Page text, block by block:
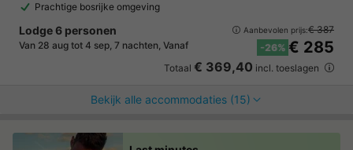
Prachtige bosrijke omgeving
Lodge 6 personen
Van 28 aug tot 4 sep, 7 nachten, Vanaf
Aanbevolen prijs:€ 387
-26% € 285
Totaal € 369,40 incl. toeslagen
Bekijk alle accommodaties (15)